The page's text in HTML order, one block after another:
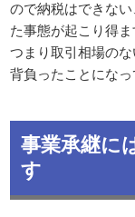
ので納税はできな
た事態が起こり得ま
つまり取引相場の
背負ったことになっ
事業承継に
す